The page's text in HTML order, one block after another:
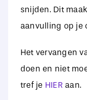
snijden. Dit
aanvulling op je
Het vervangen
doen en niet
tref je HIER aan.